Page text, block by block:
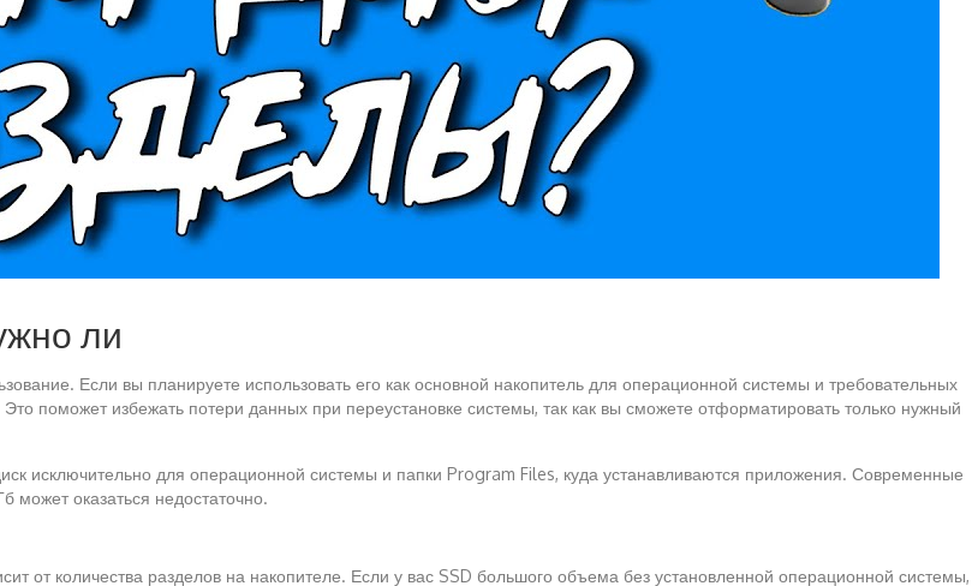
ли
Если вы планируете использовать его как основной накопитель для операционной системы и требовательных
поможет избежать потери данных при переустановке системы, так как вы сможете отформатировать только нужный
исключительно для операционной системы и папки Program Files, куда устанавливаются приложения. Современные
может оказаться недостаточно.
от количества разделов на накопителе. Если у вас SSD большого объема без установленной операционной системы,